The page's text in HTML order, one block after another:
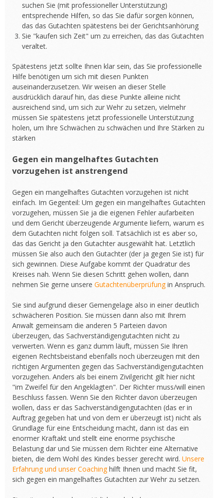
suchen Sie (mit professioneller Unterstützung)
entsprechende Hilfen, so das Sie dafür sorgen können,
das das Gutachten spätestens bei der Gerichtsanhörung
Sie "kaufen sich Zeit" um zu erreichen, das das Gutachten
veraltet.
Spätestens jetzt sollte Ihnen klar sein, das Sie professionelle
Hilfe benötigen um sich mit diesen Punkten
auseinanderzusetzen. Wir weisen an dieser Stelle
ausdrücklich darauf hin, das diese Punkte alleine nicht
ausreichend sind, um sich zur Wehr zu setzen, vielmehr
müssen Sie spätestens jetzt professionelle Unterstützung
holen, um Ihre Schwächen zu schwächen und Ihre Stärken zu
stärken
Gegen ein mangelhaftes Gutachten
vorzugehen ist anstrengend
Gegen ein mangelhaftes Gutachten vorzugehen ist nicht
einfach. Im Gegenteil: Um gegen ein mangelhaftes Gutachten
vorzugehen, müssen Sie ja die eigenen Fehler aufarbeiten
und dem Gericht überzeugende Argumente liefern, warum es
dem Gutachten nicht folgen soll. Tatsächlich ist es aber so,
das das Gericht ja den Gutachter ausgewählt hat. Letztlich
müssen Sie also auch den Gutachter (der ja gegen Sie ist) für
sich gewinnen. Diese Aufgabe kommt der Quadratur des
Kreises nah. Wenn Sie diesen Schritt gehen wollen, dann
nehmen Sie gerne unsere Gutachtenüberprüfungin Anspruch.
Sie sind aufgrund dieser Gemengelage also in einer deutlich
schwächeren Position. Sie müssen dann also mit Ihrem
Anwalt gemeinsam die anderen 5 Parteien davon
überzeugen, das Sachverständigengutachten nicht zu
verwerten. Wenn es ganz dumm läuft, müssen Sie Ihren
eigenen Rechtsbeistand ebenfalls noch überzeugen mit den
richtigen Argumenten gegen das Sachverständigengutachten
vorzugehen. Anders als bei einem Zivilgericht gilt hier nicht
"im Zweifel für den Angeklagten". Der Richter muss/will einen
Beschluss fassen. Wenn Sie den Richter davon überzeugen
wollen, dass er das Sachverständigengutachten (das er in
Auftrag gegeben hat und von dem er überzeugt ist) nicht als
Grundlage für eine Entscheidung macht, dann ist das ein
enormer Kraftakt und stellt eine enorme psychische
Belastung dar und Sie müssen dem Richter eine Alternative
bieten, die dem Wohl des Kindes besser gerecht wird. Unsere
Erfahrung und unser Coachinghilft Ihnen und macht Sie fit,
sich gegen ein mangelhaftes Gutachten zur Wehr zu setzen.